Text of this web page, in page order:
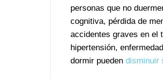
personas que no
cognitiva, pérdida de
accidentes graves en el
hipertensión,
dormir pueden disminuir